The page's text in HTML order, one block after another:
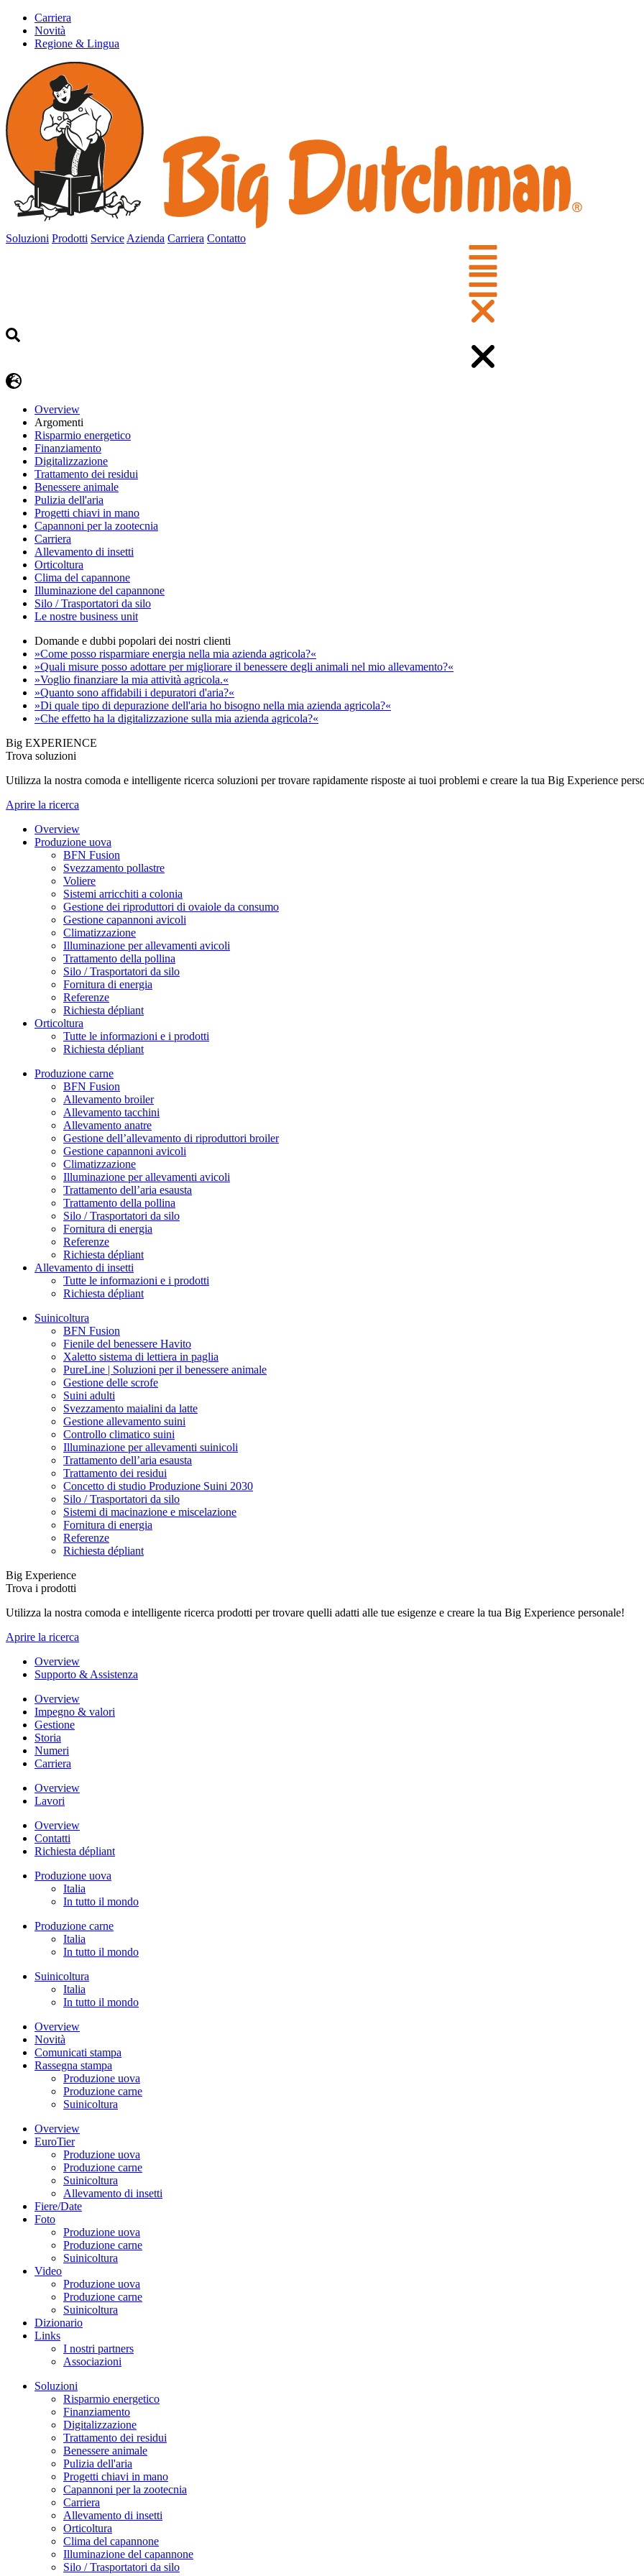
Carriera
Novità
Regione & Lingua
Soluzioni Prodotti Service Azienda Carriera Contatto
Overview
Argomenti
Risparmio energetico
Finanziamento
Digitalizzazione
Trattamento dei residui
Benessere animale
Pulizia dell'aria
Progetti chiavi in mano
Capannoni per la zootecnia
Carriera
Allevamento di insetti
Orticoltura
Clima del capannone
Illuminazione del capannone
Silo / Trasportatori da silo
Le nostre business unit
Domande e dubbi popolari dei nostri clienti
»Come posso risparmiare energia nella mia azienda agricola?«
»Quali misure posso adottare per migliorare il benessere degli animali nel mio allevamento?«
»Voglio finanziare la mia attività agricola.«
»Quanto sono affidabili i depuratori d'aria?«
»Di quale tipo di depurazione dell'aria ho bisogno nella mia azienda agricola?«
»Che effetto ha la digitalizzazione sulla mia azienda agricola?«
Big EXPERIENCE
Trova soluzioni
Utilizza la nostra comoda e intelligente ricerca soluzioni per trovare rapidamente risposte ai tuoi problemi e creare la tua Big Experience
Aprire la ricerca
Overview
Produzione uova
BFN Fusion
Svezzamento pollastre
Voliere
Sistemi arricchiti a colonia
Gestione dei riproduttori di ovaiole da consumo
Gestione capannoni avicoli
Climatizzazione
Illuminazione per allevamenti avicoli
Trattamento della pollina
Silo / Trasportatori da silo
Fornitura di energia
Referenze
Richiesta dépliant
Orticoltura
Tutte le informazioni e i prodotti
Richiesta dépliant
Produzione carne
BFN Fusion
Allevamento broiler
Allevamento tacchini
Allevamento anatre
Gestione dell’allevamento di riproduttori broiler
Gestione capannoni avicoli
Climatizzazione
Illuminazione per allevamenti avicoli
Trattamento dell’aria esausta
Trattamento della pollina
Silo / Trasportatori da silo
Fornitura di energia
Referenze
Richiesta dépliant
Allevamento di insetti
Tutte le informazioni e i prodotti
Richiesta dépliant
Suinicoltura
BFN Fusion
Fienile del benessere Havito
Xaletto sistema di lettiera in paglia
PureLine | Soluzioni per il benessere animale
Gestione delle scrofe
Suini adulti
Svezzamento maialini da latte
Gestione allevamento suini
Controllo climatico suini
Illuminazione per allevamenti suinicoli
Trattamento dell’aria esausta
Trattamento dei residui
Concetto di studio Produzione Suini 2030
Silo / Trasportatori da silo
Sistemi di macinazione e miscelazione
Fornitura di energia
Referenze
Richiesta dépliant
Big Experience
Trova i prodotti
Utilizza la nostra comoda e intelligente ricerca prodotti per trovare quelli adatti alle tue esigenze e creare la tua Big Experience personale!
Aprire la ricerca
Overview
Supporto & Assistenza
Overview
Impegno & valori
Gestione
Storia
Numeri
Carriera
Overview
Lavori
Overview
Contatti
Richiesta dépliant
Produzione uova
Italia
In tutto il mondo
Produzione carne
Italia
In tutto il mondo
Suinicoltura
Italia
In tutto il mondo
Overview
Novità
Comunicati stampa
Rassegna stampa
Produzione uova
Produzione carne
Suinicoltura
Overview
EuroTier
Produzione uova
Produzione carne
Suinicoltura
Allevamento di insetti
Fiere/Date
Foto
Produzione uova
Produzione carne
Suinicoltura
Video
Produzione uova
Produzione carne
Suinicoltura
Dizionario
Links
I nostri partners
Associazioni
Soluzioni
Risparmio energetico
Finanziamento
Digitalizzazione
Trattamento dei residui
Benessere animale
Pulizia dell'aria
Progetti chiavi in mano
Capannoni per la zootecnia
Carriera
Allevamento di insetti
Orticoltura
Clima del capannone
Illuminazione del capannone
Silo / Trasportatori da silo